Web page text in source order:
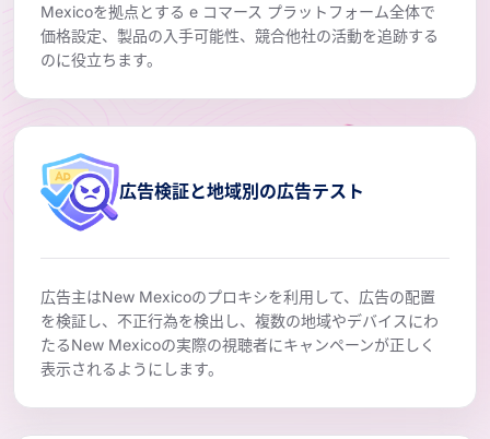
Mexicoを拠点とする e コマース プラットフォーム全体で
価格設定、製品の入手可能性、競合他社の活動を追跡する
のに役立ちます。
広告検証と地域別の広告テスト
広告主はNew Mexicoのプロキシを利用して、広告の配置
を検証し、不正行為を検出し、複数の地域やデバイスにわ
たるNew Mexicoの実際の視聴者にキャンペーンが正しく
表示されるようにします。